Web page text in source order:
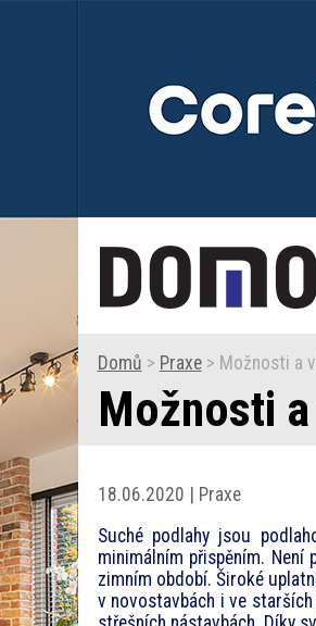
Domů > Praxe> Možnosti a
Možnosti
18.06.2020 | Praxe
Suché podlahy jsou
minimálním přispěním.
zimním období. Široké
v novostavbách i ve